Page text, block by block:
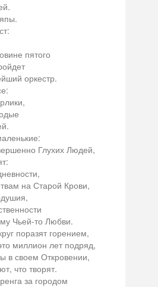
пятого
оркестр.
Глухих Людей,
на Старой Крови,
Чьей-то Любви.
поразят горением,
миллион лет подряд,
в своем Откровении,
что творят.
за городом